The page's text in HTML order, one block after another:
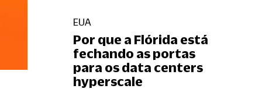
EUA
Por que a Flórida está
fechando as portas
para os data centers
hyperscale